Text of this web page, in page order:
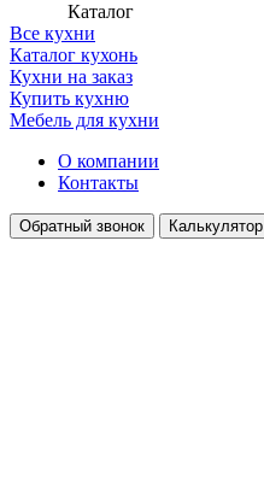
Каталог
Все кухни
Каталог кухонь
Кухни на заказ
Купить кухню
Мебель для кухни
О компании
Контакты
Обратный звонок Калькулятор